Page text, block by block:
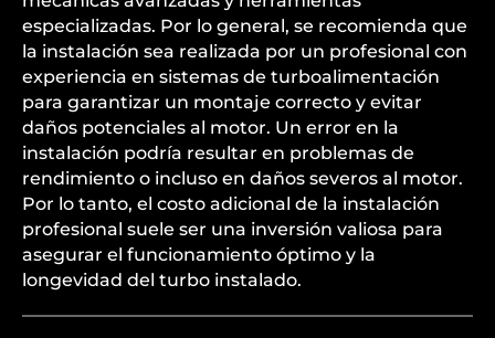
especializadas. Por lo general, se recomienda que
la instalación sea realizada por un profesional con
experiencia en sistemas de turboalimentación
para garantizar un montaje correcto y evitar
daños potenciales al motor. Un error en la
instalación podría resultar en problemas de
rendimiento o incluso en daños severos al motor.
Por lo tanto, el costo adicional de la instalación
profesional suele ser una inversión valiosa para
asegurar el funcionamiento óptimo y la
longevidad del turbo instalado.